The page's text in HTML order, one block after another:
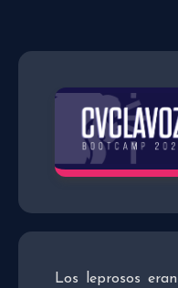
Los leprosos eran